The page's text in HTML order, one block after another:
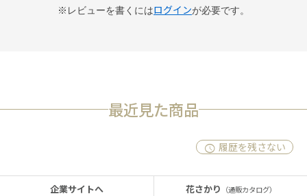
※レビューを書くにはログインが必要です。
最近見た商品
履歴を残さない
企業サイトへ 花さかり （通販カタログ）